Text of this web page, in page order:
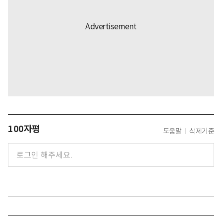
100자평 도움말 삭제기준